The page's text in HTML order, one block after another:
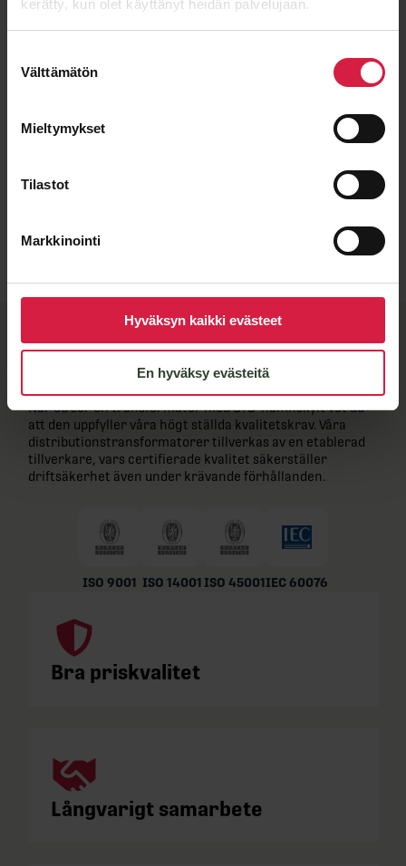
kerätty, kun olet käyttänyt heidän palvelujaan.
valinta
Välttämätön
Mieltymykset
Tilastot
Markkinointi
Hyväksyn kaikki evästeet
En hyväksy evästeitä
BTB-kvalitet och flexibla
tillverkningspartners
När du ser en transformator med BTB-namnskylt vet du
att den uppfyller våra högt ställda kvalitetskrav. Våra
distributionstransformatorer tillverkas av en etablerad
tillverkare, vars certifierade kvalitet säkerställer
driftsäkerhet även under krävande förhållanden.
ISO 9001 ISO 14001 ISO 45001IEC 60076
Bra priskvalitet
Långvarigt samarbete